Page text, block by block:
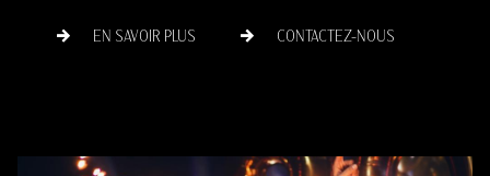
EN SAVOIR PLUS CONTACTEZ-NOUS